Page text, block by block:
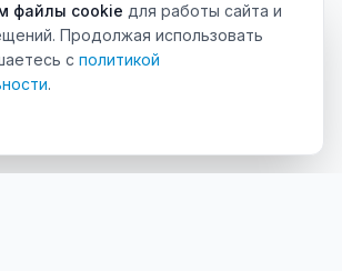
файлы cookie для работы сайта и
Продолжая использовать
с политикой
.